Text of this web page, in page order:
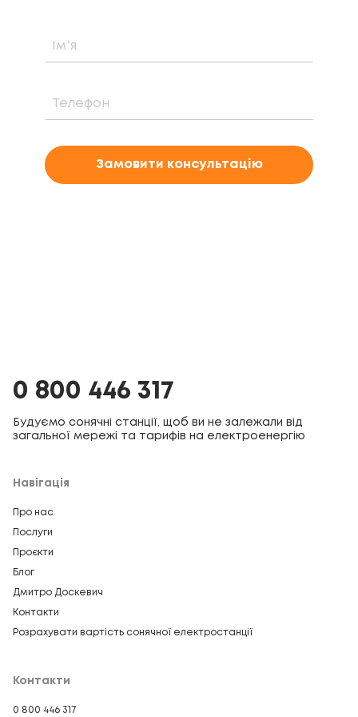
Замовити консультацію
0 800 446 317
Будуємо сонячні станції, щоб ви не залежали від
загальної мережі та тарифів на електроенергію
Навігація
Про нас
Послуги
Проєкти
Блог
Дмитро Доскевич
Контакти
Розрахувати вартість сонячної електростанції
Контакти
0 800 446 317